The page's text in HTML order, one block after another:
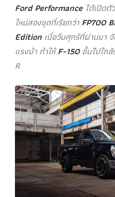
Ford Performanceได้เปิดตั
ใหม่สองชุดที่เรียกว่าFP700
Edition เมื่อวันศุกร์ที่ผ่านมา
แรงม้า ทำให้F-150ขึ้นไปใก
R